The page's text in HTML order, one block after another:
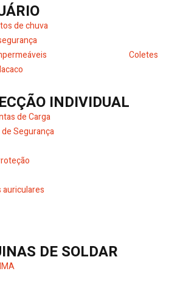
de chuva
Coletes
INDIVIDUAL
e Cintas de Carga
Segurança
DE SOLDAR